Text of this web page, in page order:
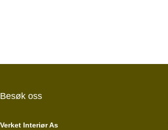
Besøk oss
Verket Interiør As